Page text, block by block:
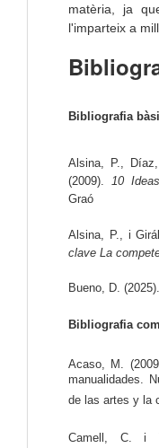
matèria, ja
l'imparteix a
Bibliografia
Alsina, P.,
(2009).
10
Graó
Alsina, P., i
clave La
Bueno, D. (2025).
Bibliografia
Acaso, M.
manualidades.
de las artes y la
Camell, C. i